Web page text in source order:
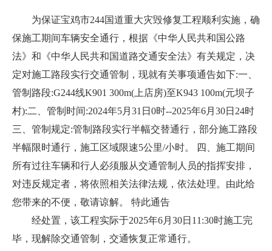
为保证宝鸡市244国道重大灾毁修复工程顺利实施，确
保施工期间车辆安全通行，根据《中华人民共和国公路
法》和《中华人民共和国道路交通安全法》有关规定，决
定对施工路段实行交通管制，现就有关事项通告如下:一、
管制路段:G244线K901 300m(上店房)至K943 100m(元坝子
村):二、管制时间:2024年5月31日0时--2025年6月30日24时
三、管制规定:管制路段实行半幅交替通行，部分施工路段
半幅限时通行，施工区域限速5公里/小时。 四、施工期间
所有过往车辆和行人必须服从交通管制人员的指挥安排，
对违反规定者，将依照相关法律法规，依法处理。由此给
您带来的不便，敬请谅解。 特此通告
经处置，该工程实际于2025年6月30日11:30时施工完
毕，现解除交通管制，交通恢复正常通行。